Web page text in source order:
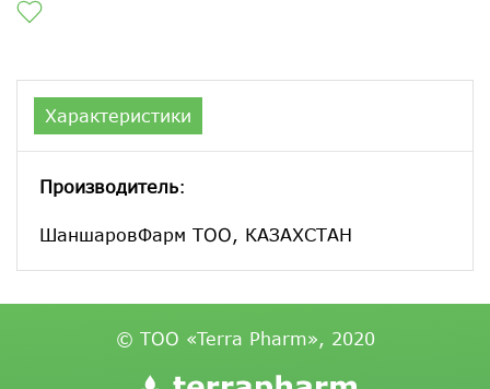
Характеристики
Производитель:
ШаншаровФарм ТОО, КАЗАХСТАН
© ТОО «Terra Pharm», 2020